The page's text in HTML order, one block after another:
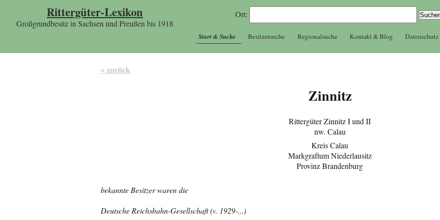
Rittergüter-Lexikon
Großgrundbesitz in Sachsen und Preußen bis 1918
Ort:
Start & Suche Besitzersuche Regionalsuche Kontakt & Blog Datenschutz
« zurück
Zinnitz
Rittergüter Zinnitz I und II
nw. Calau
Kreis Calau
Markgraftum Niederlausitz
Provinz Brandenburg
bekannte Besitzer waren die
Deutsche Reichsbahn-Gesellschaft (v. 1929-...)